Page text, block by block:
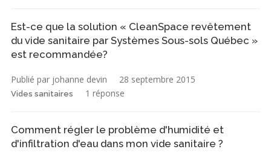
Est-ce que la solution « CleanSpace revêtement
du vide sanitaire par Systèmes Sous-sols Québec »
est recommandée?
Publié par johanne devin 28 septembre 2015
Vides sanitaires 1 réponse
Comment régler le problème d'humidité et
d'infiltration d'eau dans mon vide sanitaire ?